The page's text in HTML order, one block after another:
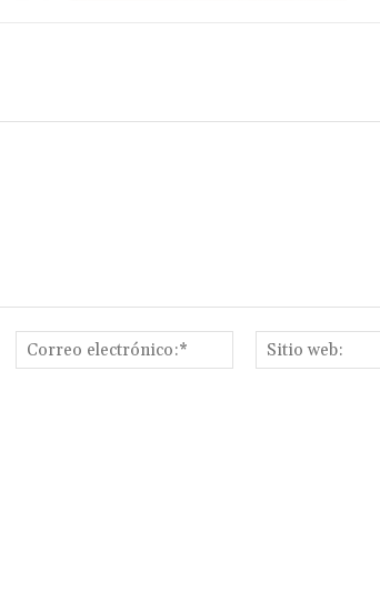
Nombre:*
Correo
electrónico:*